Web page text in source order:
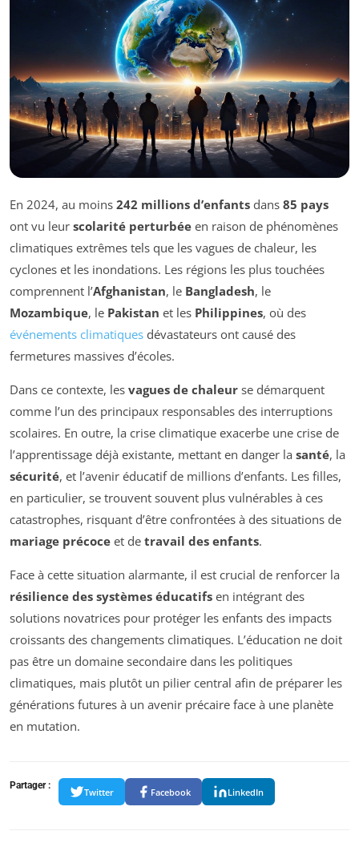
En 2024, au moins 242 millions d’enfants dans 85 pays
ont vu leur scolarité perturbée en raison de phénomènes
climatiques extrêmes tels que les vagues de chaleur, les
cyclones et les inondations. Les régions les plus touchées
comprennent l’Afghanistan, le Bangladesh, le
Mozambique, le Pakistan et les Philippines, où des
événements climatiques dévastateurs ont causé des
fermetures massives d’écoles.
Dans ce contexte, les vagues de chaleur se démarquent
comme l’un des principaux responsables des interruptions
scolaires. En outre, la crise climatique exacerbe une crise de
l’apprentissage déjà existante, mettant en danger la santé, la
sécurité, et l’avenir éducatif de millions d’enfants. Les filles,
en particulier, se trouvent souvent plus vulnérables à ces
catastrophes, risquant d’être confrontées à des situations de
mariage précoce et de travail des enfants.
Face à cette situation alarmante, il est crucial de renforcer la
résilience des systèmes éducatifs en intégrant des
solutions novatrices pour protéger les enfants des impacts
croissants des changements climatiques. L’éducation ne doit
pas être un domaine secondaire dans les politiques
climatiques, mais plutôt un pilier central afin de préparer les
générations futures à un avenir précaire face à une planète
en mutation.
Partager :
Twitter Facebook LinkedIn